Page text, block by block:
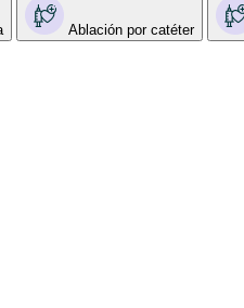
Ablación por catéter